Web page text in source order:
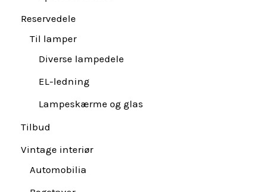
Reservedele
Til lamper
Diverse lampedele
EL-ledning
Lampeskærme og glas
Tilbud
Vintage interiør
Automobilia